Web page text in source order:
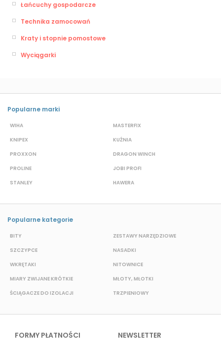
Łańcuchy gospodarcze
Technika zamocowań
Kraty i stopnie pomostowe
Wyciągarki
Popularne marki
WIHA
KNIPEX
PROXXON
PROLINE
STANLEY
MASTERFIX
KUŹNIA
DRAGON WINCH
JOBI PROFI
HAWERA
Popularne kategorie
BITY
SZCZYPCE
WKRĘTAKI
MIARY ZWIJANE KRÓTKIE
ŚCIĄGACZE DO IZOLACJI
ZESTAWY NARZĘDZIOWE
NASADKI
NITOWNICE
MŁOTY, MŁOTKI
TRZPIENIOWY
FORMY PŁATNOŚCI NEWSLETTER